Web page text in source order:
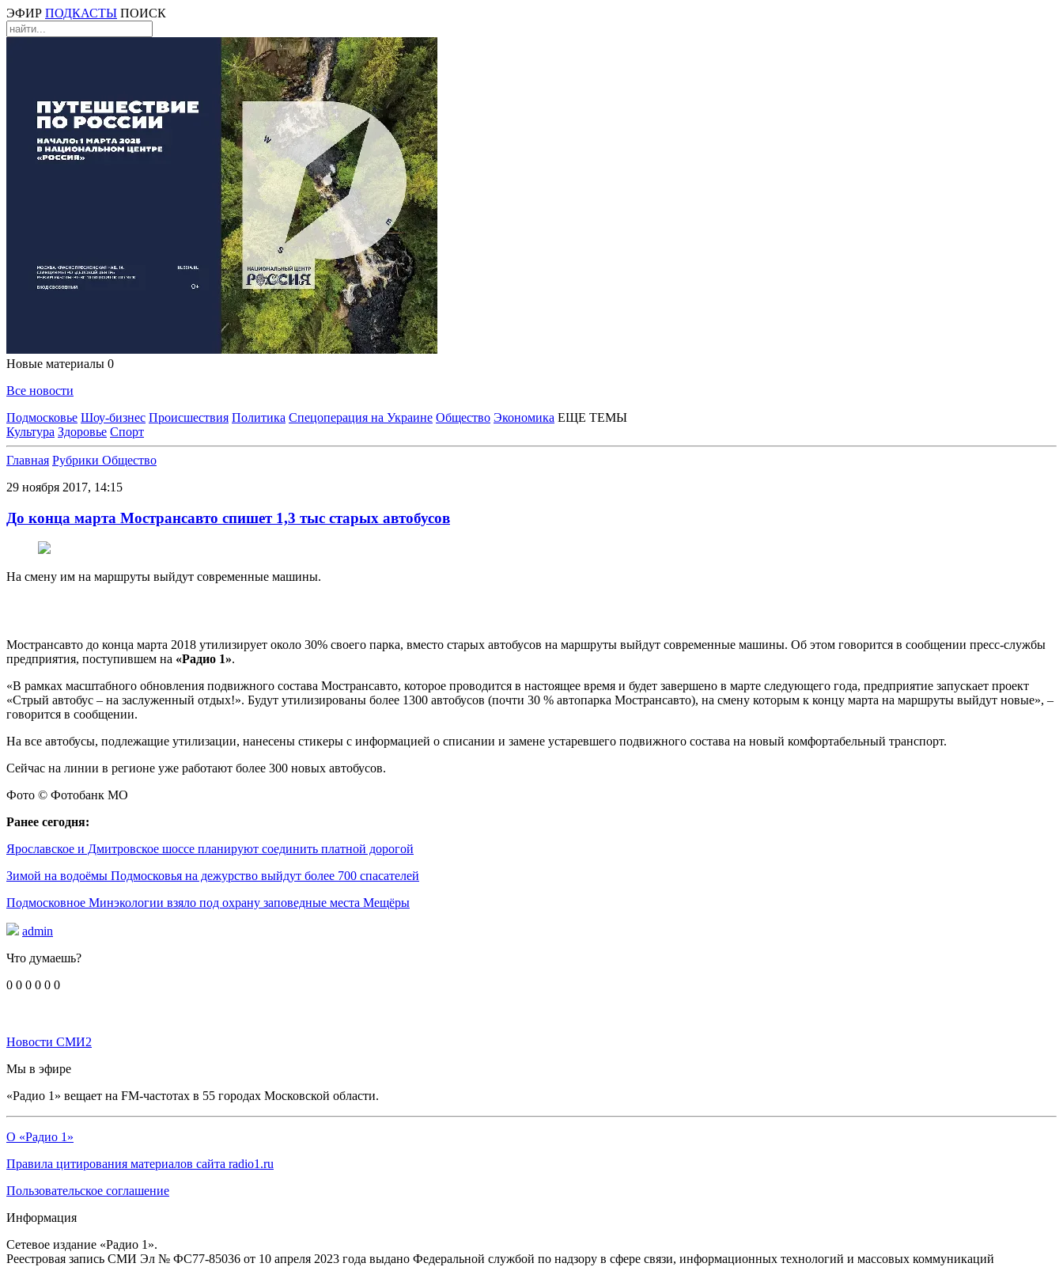
ЭФИР ПОДКАСТЫ ПОИСК
Новые материалы 0
Все новости
Подмосковье Шоу-бизнес Происшествия Политика Спецоперация на Украине Общество Экономика ЕЩЕ ТЕМЫ
Культура Здоровье Спорт
Главная Рубрики Общество
29 ноября 2017, 14:15
До конца марта Мострансавто спишет 1,3 тыс старых автобусов
На смену им на маршруты выйдут современные машины.
Мострансавто до конца марта 2018 утилизирует около 30% своего парка, вместо старых автобусов на маршруты выйдут современные машины. Об этом говорится в сообщении пресс-службы
предприятия, поступившем на «Радио 1».
«В рамках масштабного обновления подвижного состава Мострансавто, которое проводится в настоящее время и будет завершено в марте следующего года, предприятие запускает проект
«Стрый автобус – на заслуженный отдых!». Будут утилизированы более 1300 автобусов (почти 30 % автопарка Мострансавто), на смену которым к концу марта на маршруты выйдут новые», –
говорится в сообщении.
На все автобусы, подлежащие утилизации, нанесены стикеры с информацией о списании и замене устаревшего подвижного состава на новый комфортабельный транспорт.
Сейчас на линии в регионе уже работают более 300 новых автобусов.
Фото © Фотобанк МО
Ранее сегодня:
Ярославское и Дмитровское шоссе планируют соединить платной дорогой
Зимой на водоёмы Подмосковья на дежурство выйдут более 700 спасателей
Подмосковное Минэкологии взяло под охрану заповедные места Мещёры
admin
Что думаешь?
0 0 0 0 0 0
Новости СМИ2
Мы в эфире
«Радио 1» вещает на FM-частотах в 55 городах Московской области.
О «Радио 1»
Правила цитирования материалов сайта radio1.ru
Пользовательское соглашение
Информация
Сетевое издание «Радио 1».
Реестровая запись СМИ Эл № ФС77-85036 от 10 апреля 2023 года выдано Федеральной службой по надзору в сфере связи, информационных технологий и массовых коммуникаций